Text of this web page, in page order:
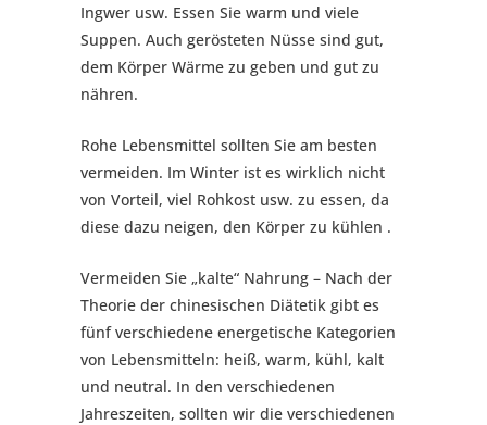
Ingwer usw. Essen Sie warm und viele
Suppen. Auch gerösteten Nüsse sind gut,
dem Körper Wärme zu geben und gut zu
nähren.
Rohe Lebensmittel sollten Sie am besten
vermeiden. Im Winter ist es wirklich nicht
von Vorteil, viel Rohkost usw. zu essen, da
diese dazu neigen, den Körper zu kühlen .
Vermeiden Sie „kalte“ Nahrung – Nach der
Theorie der chinesischen Diätetik gibt es
fünf verschiedene energetische Kategorien
von Lebensmitteln: heiß, warm, kühl, kalt
und neutral. In den verschiedenen
Jahreszeiten, sollten wir die verschiedenen